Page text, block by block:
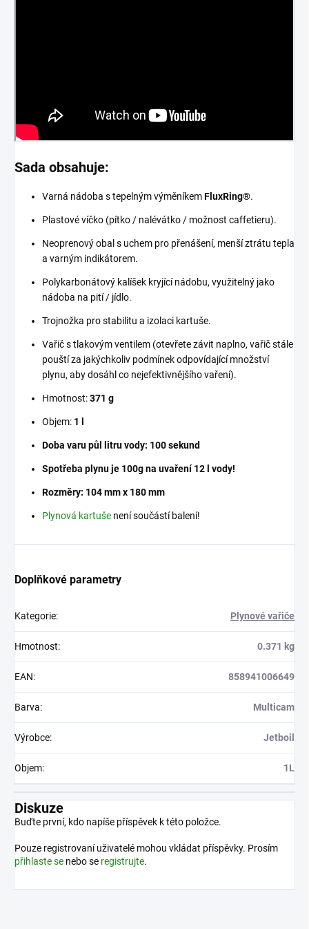
Sada obsahuje:
Varná nádoba s tepelným výměníkemFluxRing®.
Plastové víčko (pítko / nalévátko / možnost caffetieru).
Neoprenový obal s uchem pro přenášení, menší ztrátu tepla
a varným indikátorem.
Polykarbonátový kalíšek kryjící nádobu, využitelný jako
nádoba na pití / jídlo.
Trojnožka pro stabilitu a izolaci kartuše.
Vařič s tlakovým ventilem (otevřete závit naplno, vařič stále
pouští za jakýchkoliv podmínek odpovídající množství
plynu, aby dosáhl co nejefektivnějšího vaření).
Hmotnost:371 g
Objem: 1 l
Doba varu půl litru vody: 100 sekund
Spotřeba plynu je 100g na uvaření 12 l vody!
Rozměry: 104 mm x 180 mm
Plynová kartuše není součástí balení!
Doplňkové parametry
Kategorie: Plynové vařiče
Hmotnost: 0.371 kg
EAN: 858941006649
Barva: Multicam
Výrobce: Jetboil
Objem: 1L
Diskuze
Buďte první, kdo napíše příspěvek k této položce.
Pouze registrovaní uživatelé mohou vkládat příspěvky. Prosím
přihlaste se nebo se registrujte.